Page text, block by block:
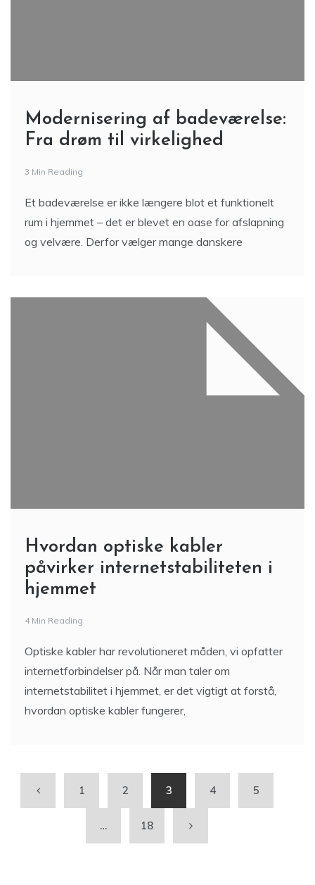
Modernisering af badeværelse:
Fra drøm til virkelighed
3 Min Reading
Et badeværelse er ikke længere blot et funktionelt
rum i hjemmet – det er blevet en oase for afslapning
og velvære. Derfor vælger mange danskere
Hvordan optiske kabler
påvirker internetstabiliteten i
hjemmet
4 Min Reading
Optiske kabler har revolutioneret måden, vi opfatter
internetforbindelser på. Når man taler om
internetstabilitet i hjemmet, er det vigtigt at forstå,
hvordan optiske kabler fungerer,
1 2 3 4 5
… 18